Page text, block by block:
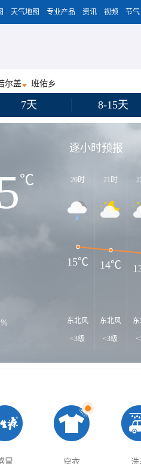
天气地图 专业产品 资讯 视频 节气
尔盖 班佑乡
7天 8-15天
℃
逐小时预报
20时
东北风
<3级
21时
东北风
<3级
15℃ 14℃
冒 穿衣 洗